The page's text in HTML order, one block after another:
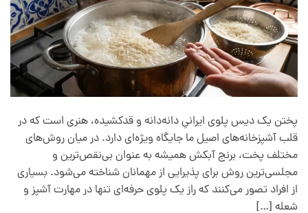
پختن یک دیس پلوی ایرانیِ دانه‌دانه و قدکشیده، هنری است که در
قلب آشپزخانه‌های اصیل ما جایگاه ویژه‌ای دارد. در میان روش‌های
مختلف پخت، برنج آبکش همیشه به عنوان بی‌نقص‌ترین و
مجلسی‌ترین روش برای پذیرایی از مهمانان شناخته می‌شود. بسیاری
از افراد تصور می‌کنند که راز یک پلوی حرفه‌ای تنها در مهارت آشپز و
شعله […]